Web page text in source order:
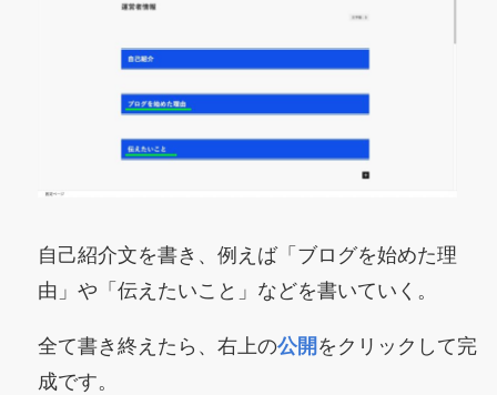
自己紹介文を書き、例えば「ブログを始めた理
由」や「伝えたいこと」などを書いていく。
全て書き終えたら、右上の公開 をクリックして完
成です。